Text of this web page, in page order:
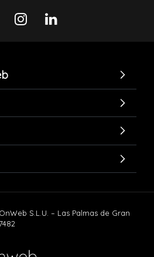
S.L.U. – Las Palmas de Gran